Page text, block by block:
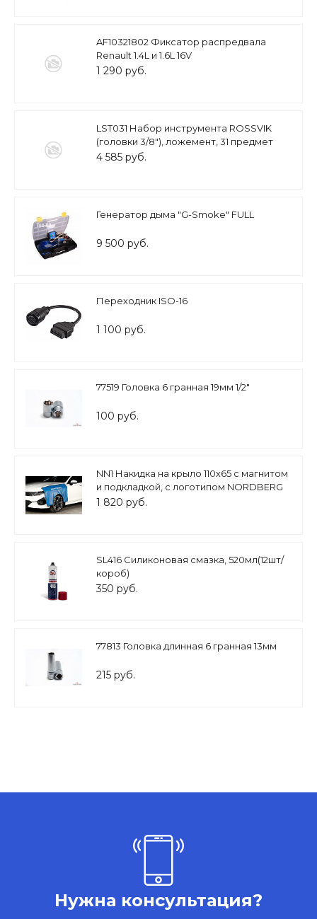
AF10321802 Фиксатор распредвала
Renault 1.4L и 1.6L 16V
1 290 руб.
LST031 Набор инструмента ROSSVIK
(головки 3/8"), ложемент, 31 предмет
4 585 руб.
Генератор дыма "G-Smoke" FULL
9 500 руб.
Переходник ISO-16
1 100 руб.
77519 Головка 6 гранная 19мм 1/2"
100 руб.
NN1 Накидка на крыло 110х65 с магнитом
и подкладкой, с логотипом NORDBERG
1 820 руб.
SL416 Силиконовая смазка, 520мл(12шт/
короб)
350 руб.
77813 Головка длинная 6 гранная 13мм
215 руб.
Нужна консультация?